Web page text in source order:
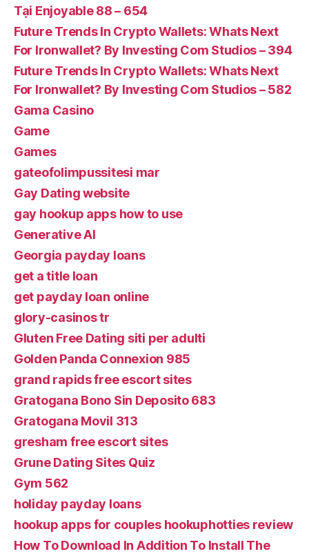
Tại Enjoyable 88 – 654
Future Trends In Crypto Wallets: Whats Next
For Ironwallet? By Investing Com Studios – 394
Future Trends In Crypto Wallets: Whats Next
For Ironwallet? By Investing Com Studios – 582
Gama Casino
Game
Games
gateofolimpussitesi mar
Gay Dating website
gay hookup apps how to use
Generative AI
Georgia payday loans
get a title loan
get payday loan online
glory-casinos tr
Gluten Free Dating siti per adulti
Golden Panda Connexion 985
grand rapids free escort sites
Gratogana Bono Sin Deposito 683
Gratogana Movil 313
gresham free escort sites
Grune Dating Sites Quiz
Gym 562
holiday payday loans
hookup apps for couples hookuphotties review
How To Download In Addition To Install The